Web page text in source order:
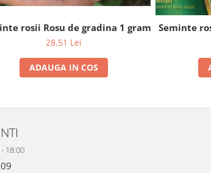
rosii Rosu de gradina 1 gram
28,51 Lei
ADAUGA IN COS
Seminte
18:00